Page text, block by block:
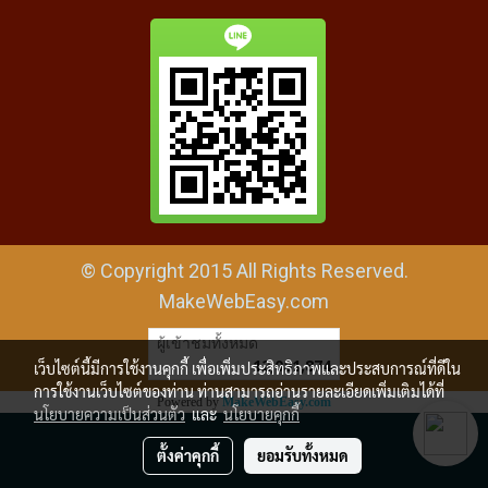
© Copyright 2015 All Rights Reserved.
MakeWebEasy.com
ผู้เข้าชมทั้งหมด
12,081,874
Powered byMakeWebEasy.com
เว็บไซต์นี้มีการใช้งานคุกกี้ เพื่อเพิ่มประสิทธิภาพและประสบการณ์ที่ดีใน
การใช้งานเว็บไซต์ของท่าน ท่านสามารถอ่านรายละเอียดเพิ่มเติมได้ที่
นโยบายความเป็นส่วนตัวและนโยบายคุกกี้
ตั้งค่าคุกกี้ ยอมรับทั้งหมด